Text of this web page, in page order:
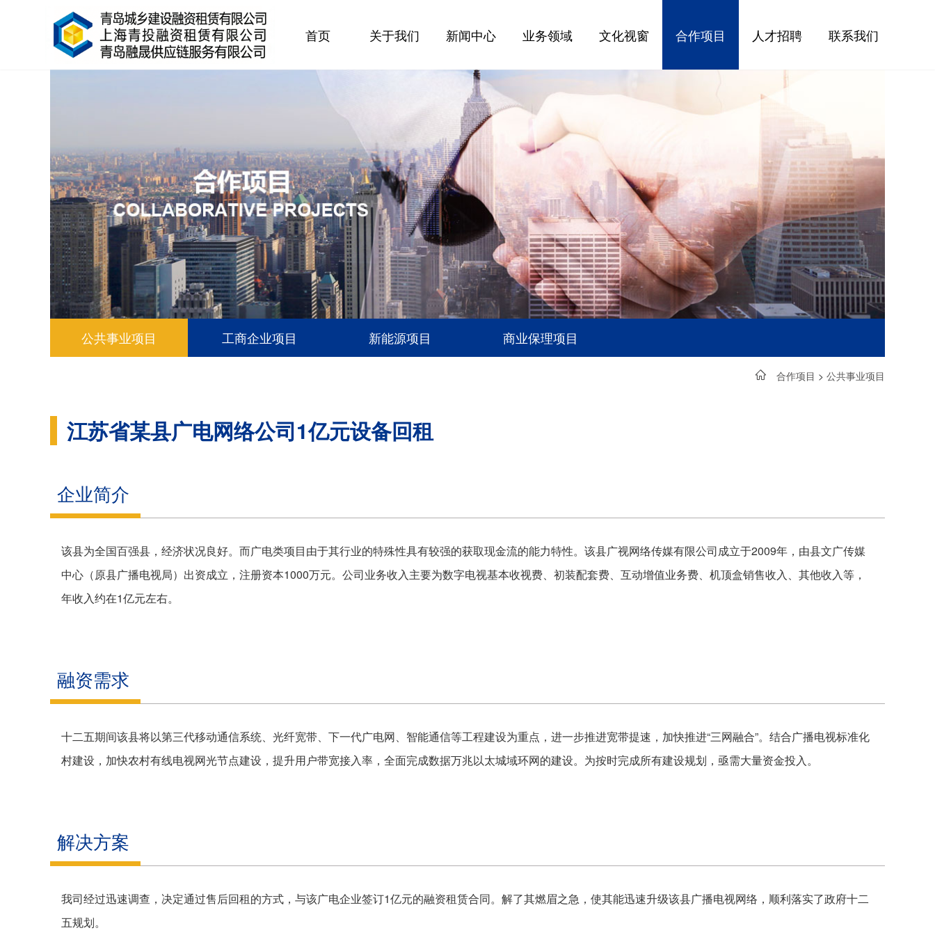
首页 关于我们 新闻中心 业务领域 文化视窗 合作项目 人才招聘 联系我们
公共事业项目 工商企业项目 新能源项目 商业保理项目
合作项目 > 公共事业项目
江苏省某县广电网络公司1亿元设备回租
企业简介
该县为全国百强县，经济状况良好。而广电类项目由于其行业的特殊性具有较强的获取现金流的能力特性。该县广视网络传媒有限公司成立于2009年，由县文广传媒
中心（原县广播电视局）出资成立，注册资本1000万元。公司业务收入主要为数字电视基本收视费、初装配套费、互动增值业务费、机顶盒销售收入、其他收入等，
年收入约在1亿元左右。
融资需求
十二五期间该县将以第三代移动通信系统、光纤宽带、下一代广电网、智能通信等工程建设为重点，进一步推进宽带提速，加快推进“三网融合”。结合广播电视标准化
村建设，加快农村有线电视网光节点建设，提升用户带宽接入率，全面完成数据万兆以太城域环网的建设。为按时完成所有建设规划，亟需大量资金投入。
解决方案
我司经过迅速调查，决定通过售后回租的方式，与该广电企业签订1亿元的融资租赁合同。解了其燃眉之急，使其能迅速升级该县广播电视网络，顺利落实了政府十二
五规划。